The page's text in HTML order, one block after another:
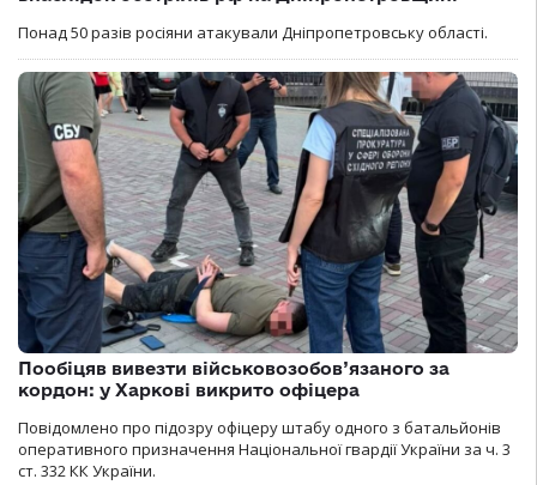
Понад 50 разів росіяни атакували Дніпропетровську області.
Пообіцяв вивезти військовозобов’язаного за
кордон: у Харкові викрито офіцера
Повідомлено про підозру офіцеру штабу одного з батальйонів
оперативного призначення Національної гвардії України за ч. 3
ст. 332 КК України.